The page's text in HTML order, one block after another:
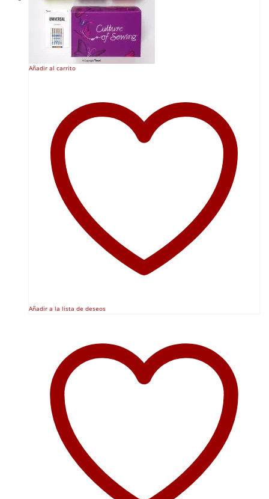
Añadir al carrito
Añadir a la lista de deseos